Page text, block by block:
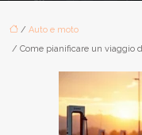
/ Auto e moto
/ Come pianificare un viaggio